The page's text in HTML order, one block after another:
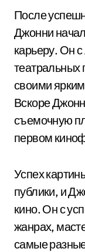
После
Джонни
карьеру. Он
театральных
своими
Вскоре
съемочную
первом
Успех
публики, и
кино. Он с
жанрах,
самые